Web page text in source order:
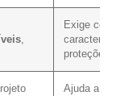
Exige
proteções
Ajuda a